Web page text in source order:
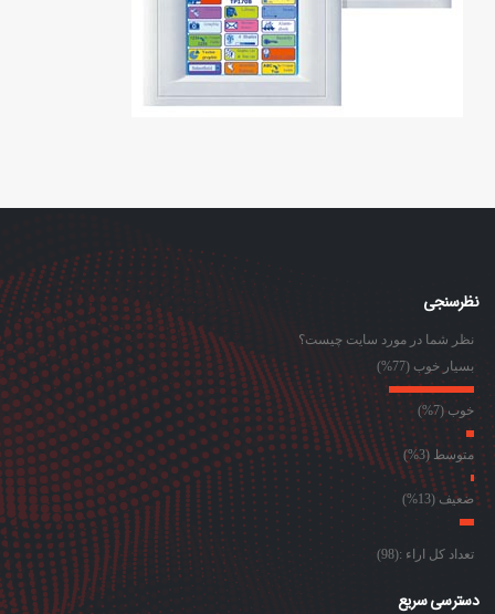
نظرسنجی
نظر شما در مورد سایت چیست؟
بسیار خوب (77%)
خوب (7%)
متوسط (3%)
ضعیف (13%)
تعداد کل اراء :(98)
دسترسی سریع